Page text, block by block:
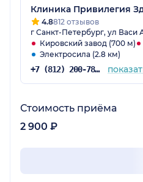
компрессионное бельё.
рекомендациям муж
тромбоз ушёл. Очень
всё показал, рассказал,
Клиника Привилегия
4.8812 отзывов
г Санкт-Петербург, ул Васи
Кировский завод (700 м)
Электросила (2.8 км)
+7 (812) 200-78-11
Стоимость приёма
2 900 ₽